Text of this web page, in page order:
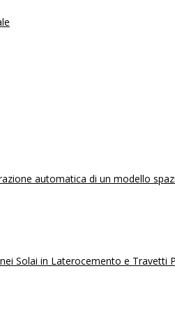
automatica di un modello
Solai in Laterocemento e Travetti